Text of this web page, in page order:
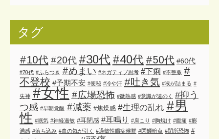
タグ
#10代 #20代 #30代 #40代 #50代 #60代
#70代 #ふらつき #めまい #ネガティブ思考 #下痢 #不整脈 #
不登校 #予期不安 #便秘 #冷や汗 #吐き気 #喉が詰まる #
失神 #女性 #広場恐怖 #微熱感 #意識が遠のく
#抑う
つ感 #早朝覚醒 #減薬 #焦燥感 #生理の乱れ #男
性 #眠気 #神経過敏 #耳閉感 #耳鳴り #肩こり #胸焼け #腹痛 #膨
満感 #落ち込み #血の気が引く #過敏性腸症候群 #閃輝暗点 #閉所恐怖 #